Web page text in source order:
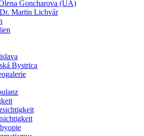
Goncharova (UA)
Martin Lichvár
Bystrica